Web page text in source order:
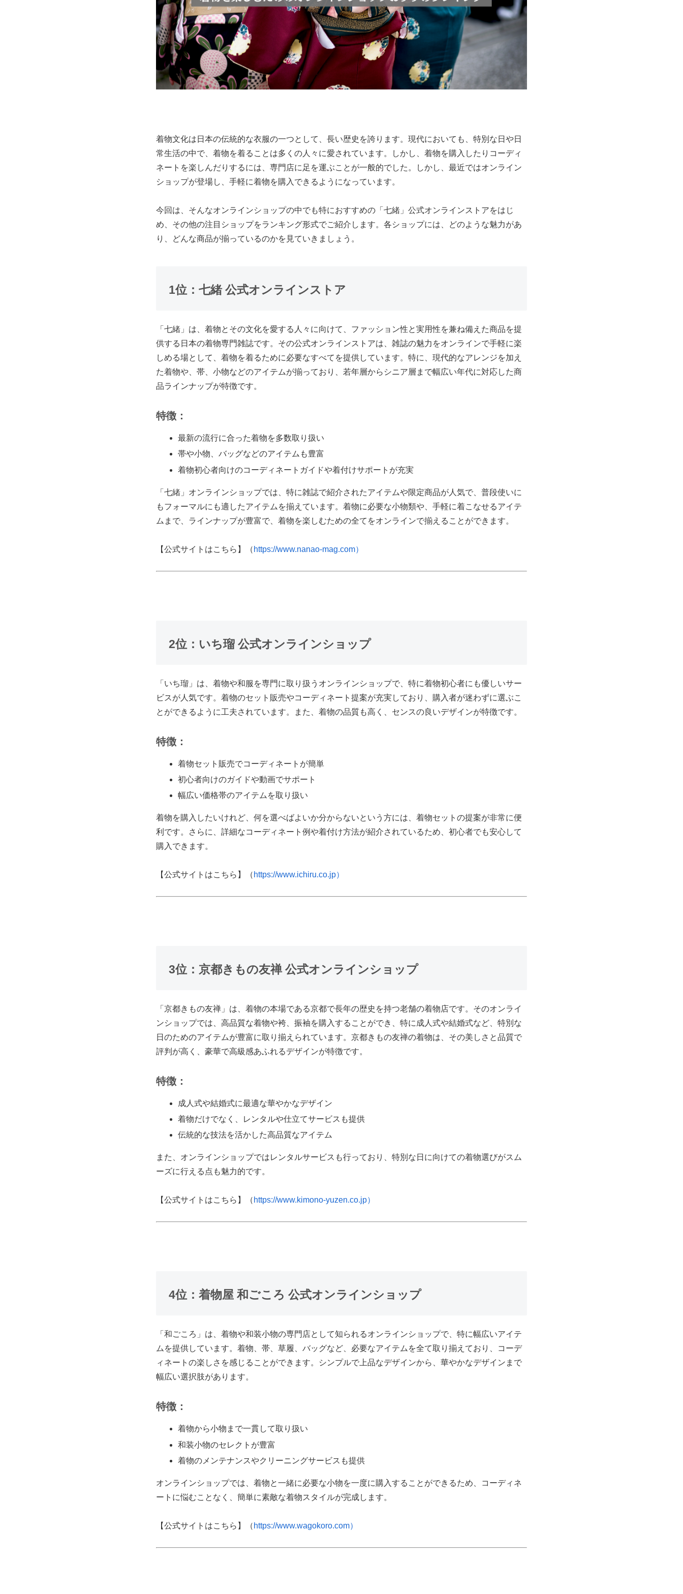
着物文化は日本の伝統的な衣服の一つとして、長い歴史を誇ります。現代においても、特別な日や日
常生活の中で、着物を着ることは多くの人々に愛されています。しかし、着物を購入したりコーディ
ネートを楽しんだりするには、専門店に足を運ぶことが一般的でした。しかし、最近ではオンライン
ショップが登場し、手軽に着物を購入できるようになっています。
今回は、そんなオンラインショップの中でも特におすすめの「七緒」公式オンラインストアをはじ
め、その他の注目ショップをランキング形式でご紹介します。各ショップには、どのような魅力があ
り、どんな商品が揃っているのかを見ていきましょう。
1位：七緒 公式オンラインストア
「七緒」は、着物とその文化を愛する人々に向けて、ファッション性と実用性を兼ね備えた商品を提
供する日本の着物専門雑誌です。その公式オンラインストアは、雑誌の魅力をオンラインで手軽に楽
しめる場として、着物を着るために必要なすべてを提供しています。特に、現代的なアレンジを加え
た着物や、帯、小物などのアイテムが揃っており、若年層からシニア層まで幅広い年代に対応した商
品ラインナップが特徴です。
特徴：
最新の流行に合った着物を多数取り扱い
帯や小物、バッグなどのアイテムも豊富
着物初心者向けのコーディネートガイドや着付けサポートが充実
「七緒」オンラインショップでは、特に雑誌で紹介されたアイテムや限定商品が人気で、普段使いに
もフォーマルにも適したアイテムを揃えています。着物に必要な小物類や、手軽に着こなせるアイテ
ムまで、ラインナップが豊富で、着物を楽しむための全てをオンラインで揃えることができます。
【公式サイトはこちら】（ https://www.nanao-mag.com）
2位：いち瑠 公式オンラインショップ
「いち瑠」は、着物や和服を専門に取り扱うオンラインショップで、特に着物初心者にも優しいサー
ビスが人気です。着物のセット販売やコーディネート提案が充実しており、購入者が迷わずに選ぶこ
とができるように工夫されています。また、着物の品質も高く、センスの良いデザインが特徴です。
特徴：
着物セット販売でコーディネートが簡単
初心者向けのガイドや動画でサポート
幅広い価格帯のアイテムを取り扱い
着物を購入したいけれど、何を選べばよいか分からないという方には、着物セットの提案が非常に便
利です。さらに、詳細なコーディネート例や着付け方法が紹介されているため、初心者でも安心して
購入できます。
【公式サイトはこちら】（ https://www.ichiru.co.jp）
3位：京都きもの友禅 公式オンラインショップ
「京都きもの友禅」は、着物の本場である京都で長年の歴史を持つ老舗の着物店です。そのオンライ
ンショップでは、高品質な着物や袴、振袖を購入することができ、特に成人式や結婚式など、特別な
日のためのアイテムが豊富に取り揃えられています。京都きもの友禅の着物は、その美しさと品質で
評判が高く、豪華で高級感あふれるデザインが特徴です。
特徴：
成人式や結婚式に最適な華やかなデザイン
着物だけでなく、レンタルや仕立てサービスも提供
伝統的な技法を活かした高品質なアイテム
また、オンラインショップではレンタルサービスも行っており、特別な日に向けての着物選びがスム
ーズに行える点も魅力的です。
【公式サイトはこちら】（ https://www.kimono-yuzen.co.jp）
4位：着物屋 和ごころ 公式オンラインショップ
「和ごころ」は、着物や和装小物の専門店として知られるオンラインショップで、特に幅広いアイテ
ムを提供しています。着物、帯、草履、バッグなど、必要なアイテムを全て取り揃えており、コーデ
ィネートの楽しさを感じることができます。シンプルで上品なデザインから、華やかなデザインまで
幅広い選択肢があります。
特徴：
着物から小物まで一貫して取り扱い
和装小物のセレクトが豊富
着物のメンテナンスやクリーニングサービスも提供
オンラインショップでは、着物と一緒に必要な小物を一度に購入することができるため、コーディネ
ートに悩むことなく、簡単に素敵な着物スタイルが完成します。
【公式サイトはこちら】（ https://www.wagokoro.com）